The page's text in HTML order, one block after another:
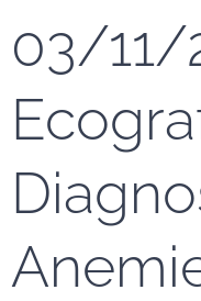
03/11/